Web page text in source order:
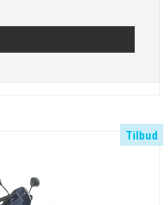
Tilbud